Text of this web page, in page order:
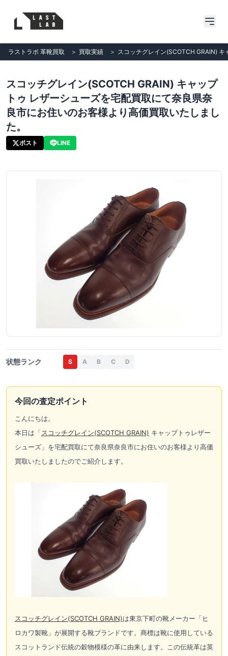
ラストラボ 革靴買取 ＞ 買取実績 ＞ スコッチグレイン(SCOTCH GRAIN)
スコッチグレイン(SCOTCH GRAIN) キャップ
トゥ レザーシューズを宅配買取にて奈良県奈
良市にお住いのお客様より高価買取いたしまし
た。
ポスト LINE
状態ランク S A B C D
今回の査定ポイント
こんにちは。
本日は「スコッチグレイン(SCOTCH GRAIN) キャップトゥレザー
シューズ」を宅配買取にて奈良県奈良市にお住いのお客様より高価
買取いたしましたのでご紹介します。
スコッチグレイン(SCOTCH GRAIN)は東京下町の靴メーカー「ヒ
ロカワ製靴」が展開する靴ブランドです。商標は靴に使用している
スコットランド伝統の穀物模様の革に由来します。この伝統革は英